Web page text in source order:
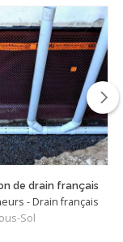
de drain français
- Drain français
Sol